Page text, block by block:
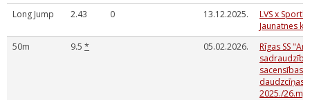
Long Jump
2.43 0 13.12.2025.
LVS x
Jaunatnes
50m
9.5 * 05.02.2026.
Rīgas SS
sacensības
daudzcīņas
2025./